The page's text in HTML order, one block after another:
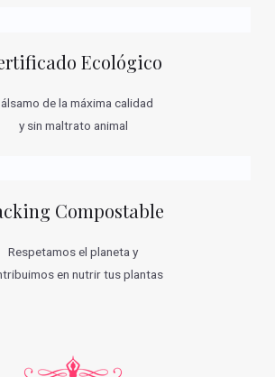
Ecológico
de la máxima calidad
y sin maltrato animal
Compostable
Respetamos el planeta y
en nutrir tus plantas